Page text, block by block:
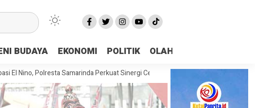
BUDAYA EKONOMI POLITIK OLAHRAGA
Samarinda Perkuat Sinergi Cegah Karhutla Bersama Polda Kaltim